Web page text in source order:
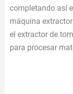
completando así
máquina
el extractor de
para procesar